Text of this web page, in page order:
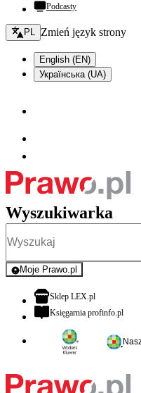
Podcasty
Zmień język - bieżący:
PL Zmień język strony
English (EN)
Українська (UA)
Wyszukiwarka
Moje Prawo.pl
- rejestracja i logowanie
Sklep LEX.plotwiera się w
Księgarnia profinfo.pl